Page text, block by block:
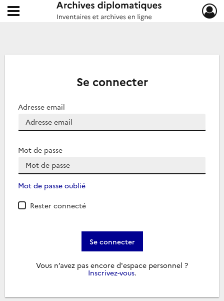
Archives diplomatiques
Ouvrir le menu déroulant
Se connecter
Adresse email
Mot de passe
Mot de passe oublié
Rester connecté
Se connecter
Vous n’avez pas encore d'espace personnel ?
Inscrivez-vous.